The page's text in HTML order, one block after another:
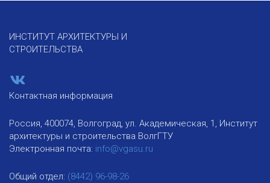
ИНСТИТУТ АРХИТЕКТУРЫ И
СТРОИТЕЛЬСТВА
Контактная информация
Россия, 400074, Волгоград, ул. Академическая, 1, Институт
архитектуры и строительства ВолгГТУ
Электронная почта: info@vgasu.ru
Общий отдел: (8442) 96-98-26